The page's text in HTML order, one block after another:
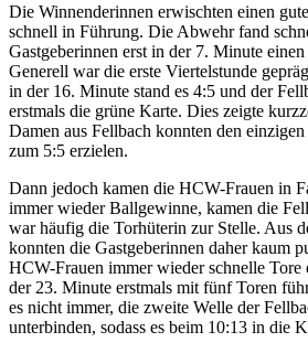
Die Winnenderinnen erwischten einen
schnell in Führung. Die Abwehr fand
Gastgeberinnen erst in der 7. Minute
Generell war die erste Viertelstunde
in der 16. Minute stand es 4:5 und der
erstmals die grüne Karte. Dies zeigte
Damen aus Fellbach konnten den
zum 5:5 erzielen.
Dann jedoch kamen die HCW-Frauen in
immer wieder Ballgewinne, kamen die
war häufig die Torhüterin zur Stelle. Aus
konnten die Gastgeberinnen daher kaum
HCW-Frauen immer wieder schnelle Tore
der 23. Minute erstmals mit fünf Toren
es nicht immer, die zweite Welle der
unterbinden, sodass es beim 10:13 in die